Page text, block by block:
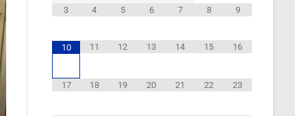
3 4 5 6 7 8 9
10 11 12 13 14 15 16
17 18 19 20 21 22 23